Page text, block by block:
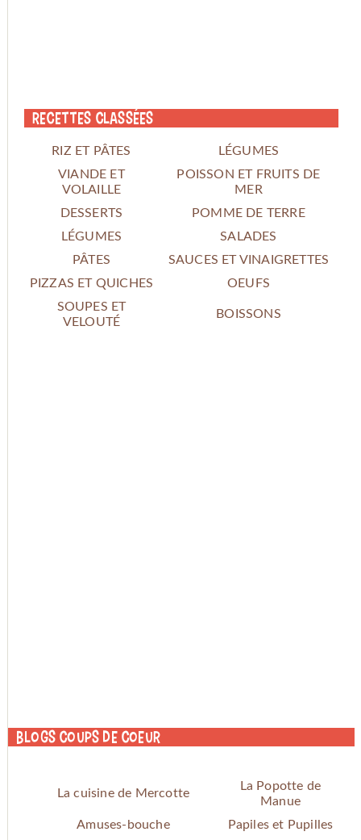
Recettes classées
RIZ ET PÂTES
LÉGUMES
VIANDE ET
VOLAILLE
POISSON ET FRUITS DE
MER
DESSERTS
POMME DE TERRE
LÉGUMES
SALADES
PÂTES
SAUCES ET VINAIGRETTES
PIZZAS ET QUICHES
OEUFS
SOUPES ET
VELOUTÉ
BOISSONS
Blogs coups de coeur
La cuisine de Mercotte
La Popotte de
Manue
Amuses-bouche
Papiles et Pupilles